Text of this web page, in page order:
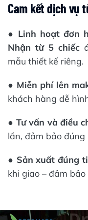
Cam kết dịch vụ
● Linh hoạt đơn
Nhận từ 5 chiếc
mẫu thiết kế riêng.
● Miễn phí lên
khách hàng dễ
● Tư vấn và điều
lần, đảm bảo
● Sản xuất đúng
khi giao – đảm